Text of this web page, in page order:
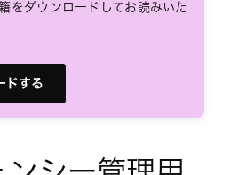
をダウンロードしてお読みいた
ドする